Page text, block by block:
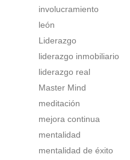
involucramiento
león
Liderazgo
liderazgo inmobiliario
liderazgo real
Master Mind
meditación
mejora continua
mentalidad
mentalidad de éxito